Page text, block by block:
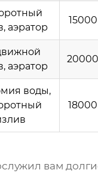
аэратор
аэратор
воды,
вам